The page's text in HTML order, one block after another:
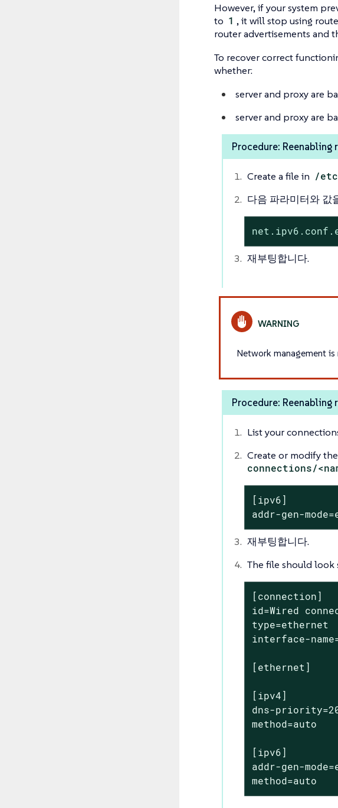
However, if your system
to 1 , it will stop using
router advertisements and
To recover correct
whether:
server and proxy are
server and proxy are
Procedure:
Create a file in /
다음 파라미터와 값
재부팅합니다.
Network management
Procedure:
List your
Create or modify
connections/
[ipv6]
addr-gen-
재부팅합니다.
The file should look
[connection]
id=Wired
type=ethernet
interface-
[ethernet]
[ipv4]
dns-
method=auto
[ipv6]
addr-gen-
method=auto